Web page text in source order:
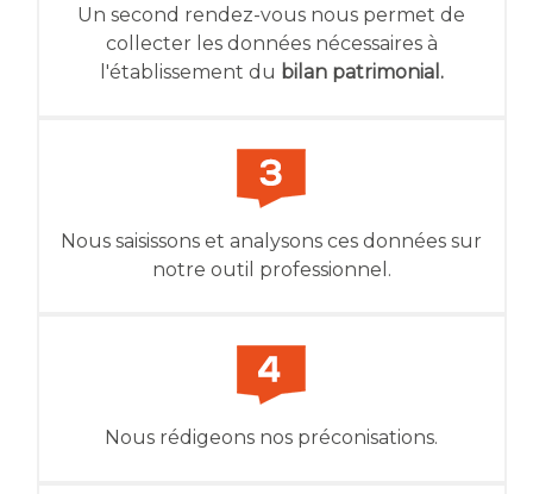
Un second rendez-vous nous permet de
collecter les données nécessaires à
l'établissement du bilan patrimonial.
Nous saisissons et analysons ces données sur
notre outil professionnel.
Nous rédigeons nos préconisations.